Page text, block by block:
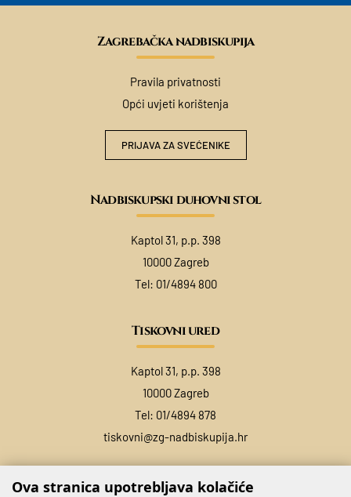
Zagrebačka nadbiskupija
Pravila privatnosti
Opći uvjeti korištenja
PRIJAVA ZA SVEĆENIKE
Nadbiskupski duhovni stol
Kaptol 31, p.p. 398
10000 Zagreb
Tel: 01/4894 800
Tiskovni ured
Kaptol 31, p.p. 398
10000 Zagreb
Tel: 01/4894 878
tiskovni@zg-nadbiskupija.hr
Ova stranica upotrebljava kolačiće